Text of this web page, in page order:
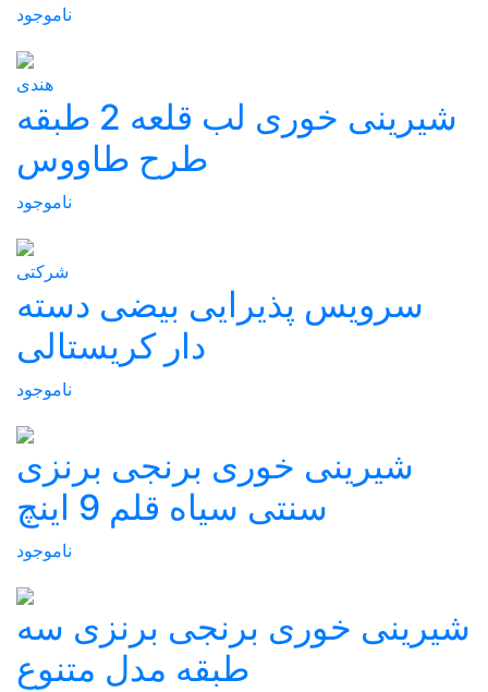
ناموجود
هندی
شيرينی خوری لب قلعه 2 طبقه
طرح طاووس
ناموجود
شرکتی
سرویس پذیرایی بیضی دسته
دار کریستالی
ناموجود
شیرینی خوری برنجی برنزی
سنتی سیاه قلم 9 اینچ
ناموجود
شیرینی خوری برنجی برنزی سه
طبقه مدل متنوع